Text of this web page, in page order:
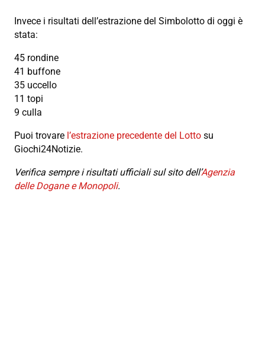
Invece i risultati dell’estrazione del Simbolotto di oggi è
stata:
45 rondine
41 buffone
35 uccello
11 topi
9 culla
Puoi trovare l’estrazione precedente del Lotto su
Giochi24Notizie.
Verifica sempre i risultati ufficiali sul sito dell’Agenzia
delle Dogane e Monopoli.